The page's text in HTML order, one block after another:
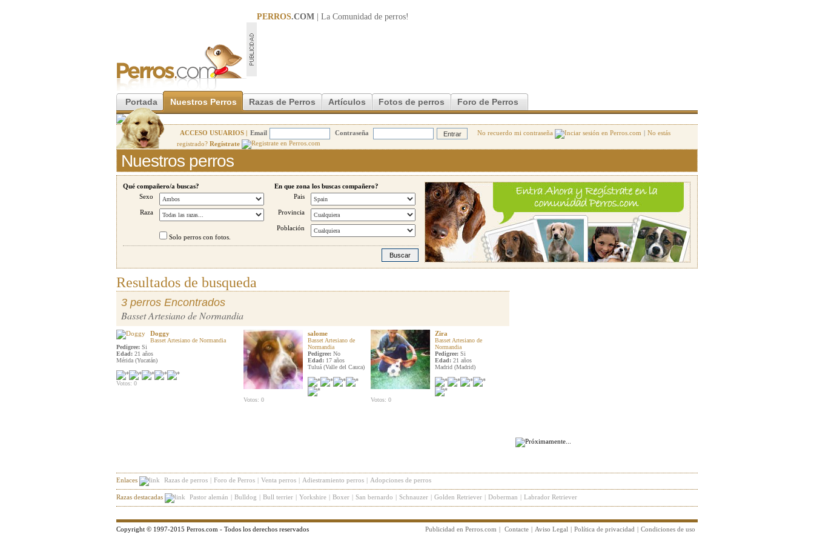
PERROS.COM | La Comunidad de perros!
Portada Nuestros Perros Razas de Perros Artículos Fotos de perros Foro de Perros
ACCESO USUARIOS | Email Contraseña No recuerdo mi contraseña | No estás
registrado? Regístrate
Nuestros perros
Qué compañero/a buscas?
Sexo
Raza
Solo perros con fotos.
En que zona los buscas compañero?
Pais
Provincia
Población
Resultados de busqueda
3 perros Encontrados
Basset Artesiano de Normandia
Doggy
Basset Artesiano de Normandia
Pedigree: Si
Edad: 21 años
Mérida (Yucatán)
Votos: 0
salome
Basset Artesiano de
Normandia
Pedigree: No
Edad: 17 años
Tuluá (Valle del Cauca)
Votos: 0
Zira
Basset Artesiano de
Normandia
Pedigree: Si
Edad: 21 años
Madrid (Madrid)
Votos: 0
Enlaces Razas de perros | Foro de Perros | Venta perros | Adiestramiento perros | Adopciones de perros
Razas destacadas Pastor alemán | Bulldog | Bull terrier | Yorkshire | Boxer | San bernardo | Schnauzer | Golden Retriever | Doberman | Labrador Retriever
Copyright © 1997-2015 Perros.com - Todos los derechos reservados Publicidad en Perros.com | Contacte | Aviso Legal | Política de privacidad | Condiciones de uso